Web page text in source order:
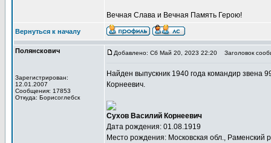
Вечная Слава и Вечная Память Герою!
Вернуться к началу
Полянскович
Зарегистрирован:
12.01.2007
Сообщения: 17853
Откуда: Борисоглебск
Добавлено: Сб Май 20, 2023 22:20 Заголовок
Найден выпускник 1940 года командир звена
Корнеевич.
Сухов Василий Корнеевич
Дата рождения: 01.08.1919
Место рождения: Московская обл., Раменский